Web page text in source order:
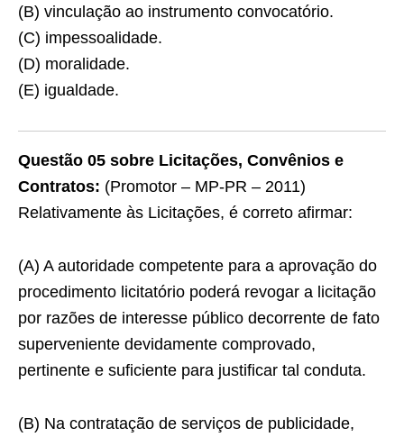
(B) vinculação ao instrumento convocatório.
(C) impessoalidade.
(D) moralidade.
(E) igualdade.
Questão 05 sobre Licitações, Convênios e
Contratos: (Promotor – MP-PR – 2011)
Relativamente às Licitações, é correto afirmar:
(A) A autoridade competente para a aprovação do
procedimento licitatório poderá revogar a licitação
por razões de interesse público decorrente de fato
superveniente devidamente comprovado,
pertinente e suficiente para justificar tal conduta.
(B) Na contratação de serviços de publicidade,